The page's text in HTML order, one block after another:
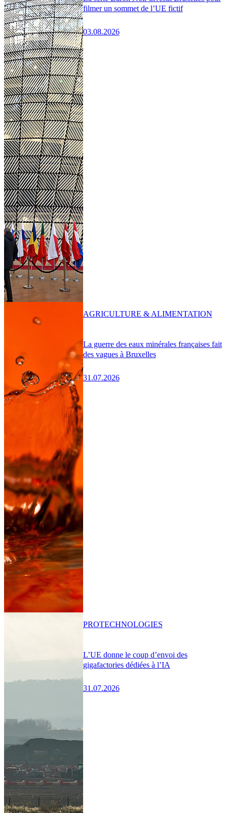
filmer un sommet de l’UE fictif
03.08.2026
La guerre des eaux minérales françaises fait
des vagues à Bruxelles
31.07.2026
AGRICULTURE & ALIMENTATION
L’UE donne le coup d’envoi des
gigafactories dédiées à l’IA
31.07.2026
PROTECHNOLOGIES